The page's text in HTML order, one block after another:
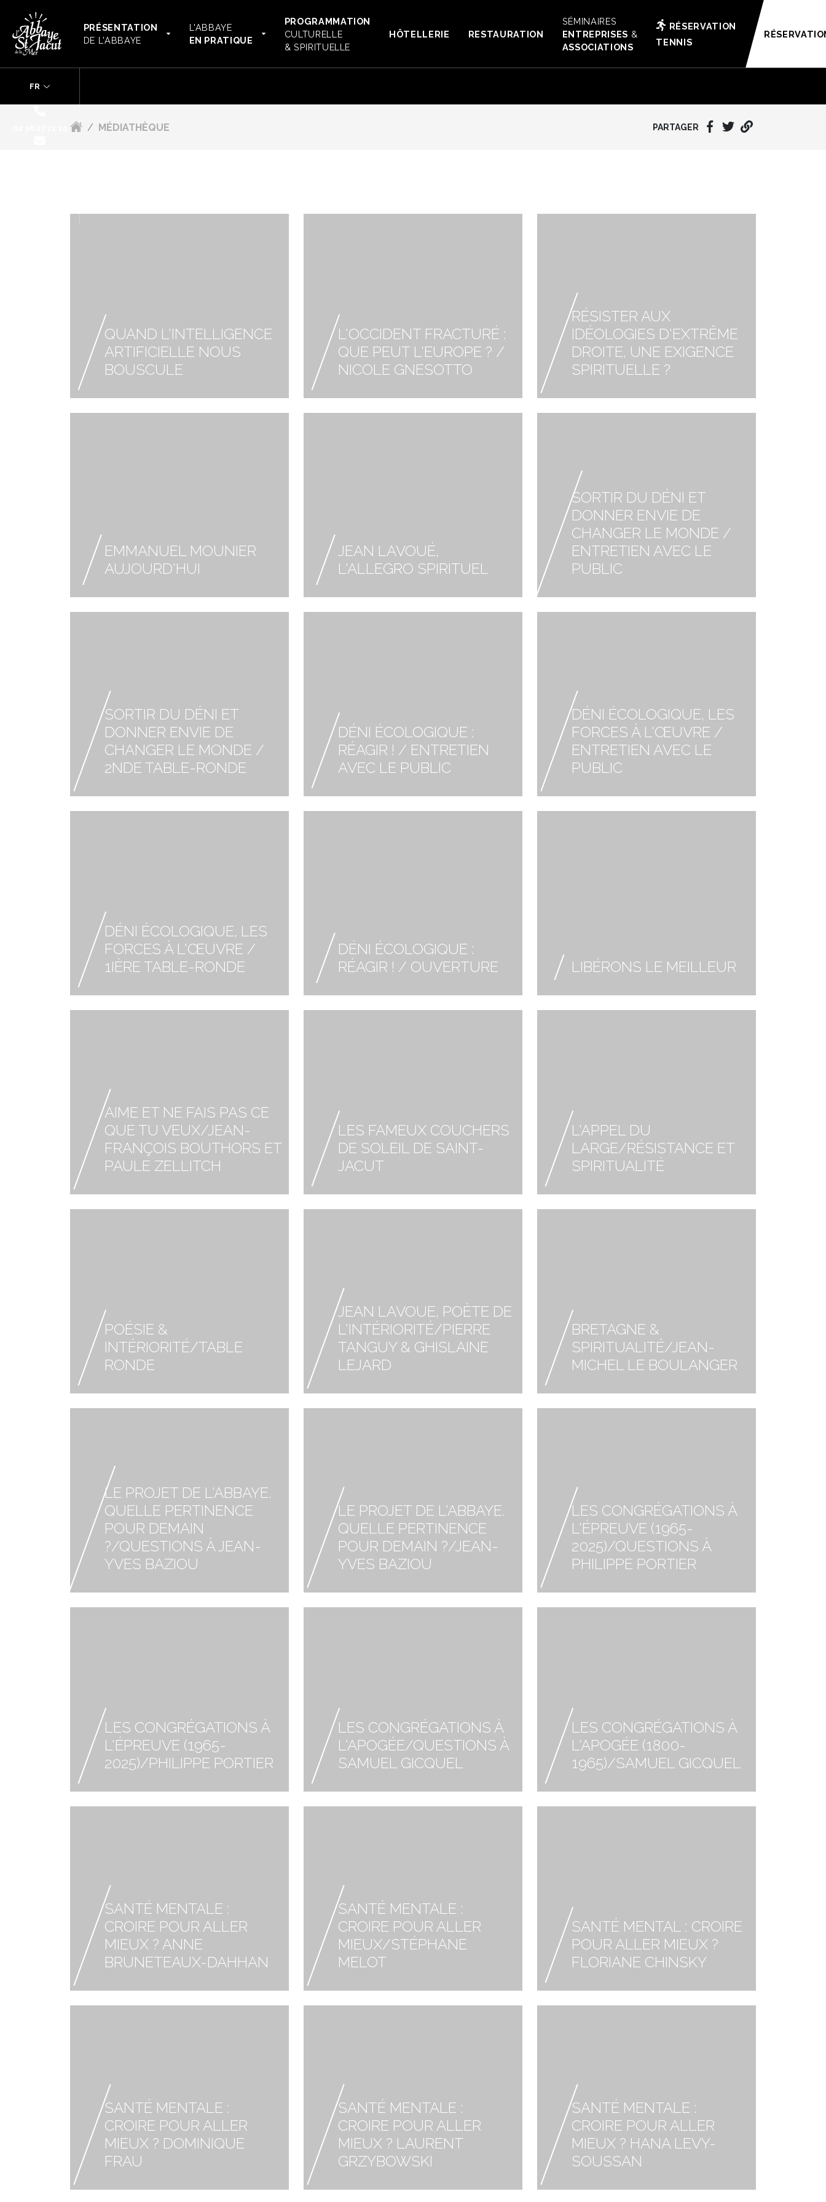
PRÉSENTATION
DE L'ABBAYE
L'ABBAYE
EN PRATIQUE
PROGRAMMATION
CULTURELLE
& SPIRITUELLE
HÔTELLERIE RESTAURATION
SÉMINAIRES
ENTREPRISES &
ASSOCIATIONS
RÉSERVATION
TENNIS
FR
MÉDIATHÈQUE
/ MÉDIATHÈQUE PARTAGER
QUAND L'INTELLIGENCE
ARTIFICIELLE NOUS
BOUSCULE
L'OCCIDENT FRACTURÉ :
QUE PEUT L'EUROPE ? /
NICOLE GNESOTTO
RÉSISTER AUX
IDÉOLOGIES D'EXTRÊME
DROITE, UNE EXIGENCE
SPIRITUELLE ?
EMMANUEL MOUNIER
AUJOURD'HUI
JEAN LAVOUÉ,
L'ALLEGRO SPIRITUEL
SORTIR DU DÉNI ET
DONNER ENVIE DE
CHANGER LE MONDE /
ENTRETIEN AVEC LE
PUBLIC
SORTIR DU DÉNI ET
DONNER ENVIE DE
CHANGER LE MONDE /
2NDE TABLE-RONDE
DÉNI ÉCOLOGIQUE :
RÉAGIR ! / ENTRETIEN
AVEC LE PUBLIC
DÉNI ÉCOLOGIQUE, LES
FORCES À L'ŒUVRE /
ENTRETIEN AVEC LE
PUBLIC
DÉNI ÉCOLOGIQUE, LES
FORCES À L'ŒUVRE /
1IÈRE TABLE-RONDE
DÉNI ÉCOLOGIQUE :
RÉAGIR ! / OUVERTURE
LIBÉRONS LE MEILLEUR
AIME ET NE FAIS PAS CE
QUE TU VEUX/JEAN-
FRANÇOIS BOUTHORS ET
PAULE ZELLITCH
LES FAMEUX COUCHERS
DE SOLEIL DE SAINT-
JACUT
L'APPEL DU
LARGE/RÉSISTANCE ET
SPIRITUALITÉ
POÉSIE &
INTÉRIORITÉ/TABLE
RONDE
JEAN LAVOUE, POÈTE DE
L'INTÉRIORITÉ/PIERRE
TANGUY & GHISLAINE
LEJARD
BRETAGNE &
SPIRITUALITÉ/JEAN-
MICHEL LE BOULANGER
LE PROJET DE L'ABBAYE.
QUELLE PERTINENCE
POUR DEMAIN
?/QUESTIONS À JEAN-
YVES BAZIOU
LE PROJET DE L'ABBAYE.
QUELLE PERTINENCE
POUR DEMAIN ?/JEAN-
YVES BAZIOU
LES CONGRÉGATIONS À
L'ÉPREUVE (1965-
2025)/QUESTIONS À
PHILIPPE PORTIER
LES CONGRÉGATIONS À
L'ÉPREUVE (1965-
2025)/PHILIPPE PORTIER
LES CONGRÉGATIONS À
L'APOGÉE/QUESTIONS À
SAMUEL GICQUEL
LES CONGRÉGATIONS À
L'APOGÉE (1800-
1965)/SAMUEL GICQUEL
SANTÉ MENTALE :
CROIRE POUR ALLER
MIEUX ? ANNE
BRUNETEAUX-DAHHAN
SANTÉ MENTALE :
CROIRE POUR ALLER
MIEUX/STÉPHANE
MELOT
SANTÉ MENTAL : CROIRE
POUR ALLER MIEUX ?
FLORIANE CHINSKY
SANTÉ MENTALE :
CROIRE POUR ALLER
MIEUX ? DOMINIQUE
FRAU
SANTÉ MENTALE :
CROIRE POUR ALLER
MIEUX ? LAURENT
GRZYBOWSKI
SANTÉ MENTALE :
CROIRE POUR ALLER
MIEUX ? HANA LEVY-
SOUSSAN